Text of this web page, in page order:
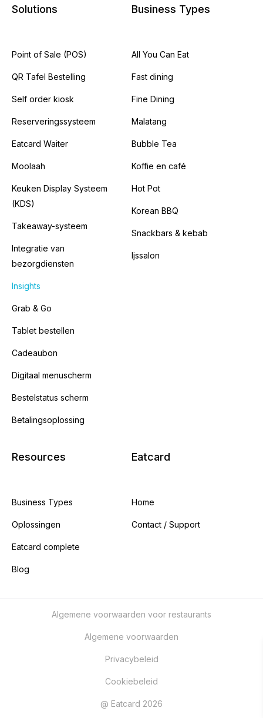
Solutions
Point of Sale (POS)
QR Tafel Bestelling
Self order kiosk
Reserveringssysteem
Eatcard Waiter
Moolaah
Keuken Display Systeem
(KDS)
Takeaway-systeem
Integratie van
bezorgdiensten
Insights
Grab & Go
Tablet bestellen
Cadeaubon
Digitaal menuscherm
Bestelstatus scherm
Betalingsoplossing
Business Types
All You Can Eat
Fast dining
Fine Dining
Malatang
Bubble Tea
Koffie en café
Hot Pot
Korean BBQ
Snackbars & kebab
Ijssalon
Resources
Business Types
Oplossingen
Eatcard complete
Blog
Eatcard
Home
Contact / Support
Algemene voorwaarden voor restaurants
Algemene voorwaarden
Privacybeleid
Cookiebeleid
@ Eatcard 2026